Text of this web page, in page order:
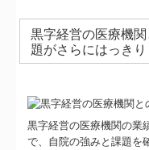
黒字経営の医療機
題がさらにはっきり
黒字経営の医療機関の業
で、自院の強みと課題を